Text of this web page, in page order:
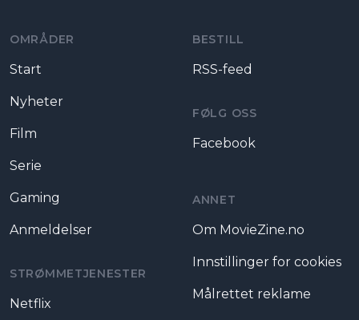
OMRÅDER
Start
Nyheter
Film
Serie
Gaming
Anmeldelser
STRØMMETJENESTER
Netflix
BESTILL
RSS-feed
FØLG OSS
Facebook
ANNET
Om MovieZine.no
Innstillinger for cookies
Målrettet reklame